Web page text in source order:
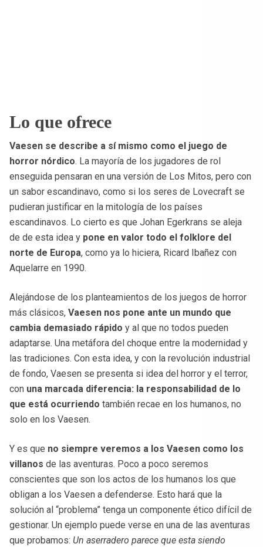
Lo que ofrece
Vaesen se describe a sí mismo como el juego de
horror nórdico. La mayoría de los jugadores de rol
enseguida pensaran en una versión de Los Mitos, pero con
un sabor escandinavo, como si los seres de Lovecraft se
pudieran justificar en la mitología de los países
escandinavos. Lo cierto es que Johan Egerkrans se aleja
de de esta idea y pone en valor todo el folklore del
norte de Europa, como ya lo hiciera, Ricard Ibañez con
Aquelarre en 1990.
Alejándose de los planteamientos de los juegos de horror
más clásicos, Vaesen nos pone ante un mundo que
cambia demasiado rápido y al que no todos pueden
adaptarse. Una metáfora del choque entre la modernidad y
las tradiciones. Con esta idea, y con la revolución industrial
de fondo, Vaesen se presenta si idea del horror y el terror,
con una marcada diferencia: la responsabilidad de lo
que está ocurriendo también recae en los humanos, no
solo en los Vaesen.
Y es que no siempre veremos a los Vaesen como los
villanos de las aventuras. Poco a poco seremos
conscientes que son los actos de los humanos los que
obligan a los Vaesen a defenderse. Esto hará que la
solución al “problema” tenga un componente ético difícil de
gestionar. Un ejemplo puede verse en una de las aventuras
que probamos: Un aserradero parece que esta siendo